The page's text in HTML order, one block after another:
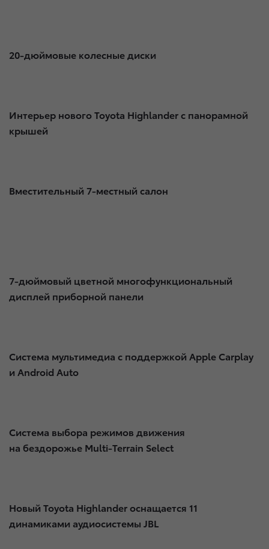
20-дюймовые колесные диски
Интерьер нового Toyota Highlander с панорамной
крышей
Вместительный 7-местный салон​
7-дюймовый цветной многофункциональный
дисплей приборной панели
Система мультимедиа с поддержкой Apple Carplay
и Android Auto​
Система выбора режимов движения
на бездорожье Multi-Terrain Select
Новый Toyota Highlander оснащается 11
динамиками аудиосистемы JBL